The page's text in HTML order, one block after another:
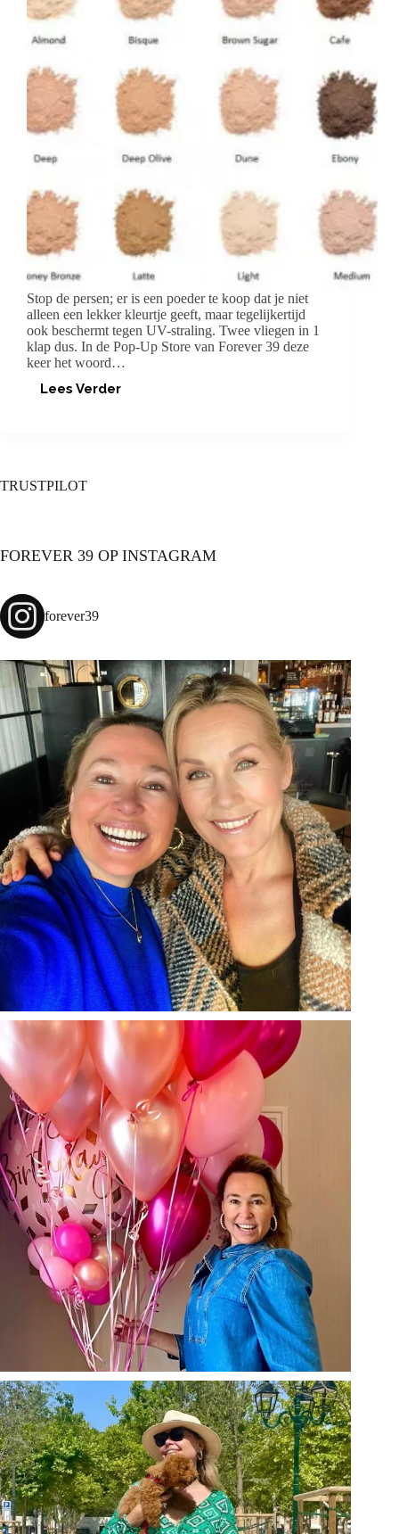
Stop de persen; er is een poeder te koop dat je niet
alleen een lekker kleurtje geeft, maar tegelijkertijd
ook beschermt tegen UV-straling. Twee vliegen in 1
klap dus. In de Pop-Up Store van Forever 39 deze
keer het woord…
Lees Verder
MOOI
TRUSTPILOT
FOREVER 39 OP INSTAGRAM
forever39